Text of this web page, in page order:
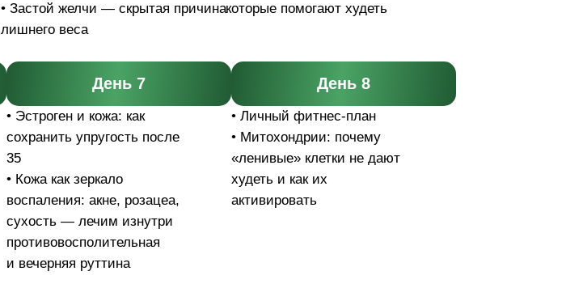
• Застой желчи — скрытая причина
лишнего веса
которые помогают худеть
День 7
• Эстроген и кожа: как
сохранить упругость после
35
• Кожа как зеркало
воспаления: акне, розацеа,
сухость — лечим изнутри
противовосполительная
и вечерняя руттина
День 8
• Личный фитнес-план
• Митохондрии: почему
«ленивые» клетки не дают
худеть и как их
активировать